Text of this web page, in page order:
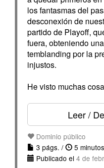
los fantasmas del
desconexión de
partido de Playoff,
fuera, obteniendo
temblanding por la
injustos.
He visto muchas
Leer /
Dominio público
3 págs. /
5
Publicado el 4 de